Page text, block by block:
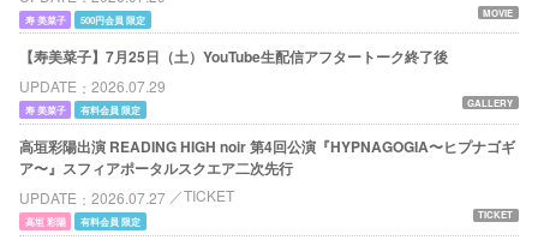
MOVIE
寿 美菜子 500円会員 限定
【寿美菜子】7月25日（土）YouTube生配信アフタートーク終了後
UPDATE 2026.07.29
GALLERY
寿 美菜子 有料会員 限定
高垣彩陽出演 READING HIGH noir 第4回公演『HYPNAGOGIA〜ヒプナゴギ
ア〜』スフィアポータルスクエア二次先行
UPDATE 2026.07.27 TICKET
TICKET
高垣 彩陽 有料会員 限定